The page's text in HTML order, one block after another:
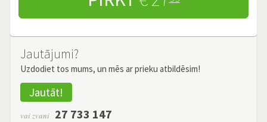
Jautājumi?
Uzdodiet tos mums, un mēs ar prieku atbildēsim!
Jautāt!
vai zvani 27 733 147